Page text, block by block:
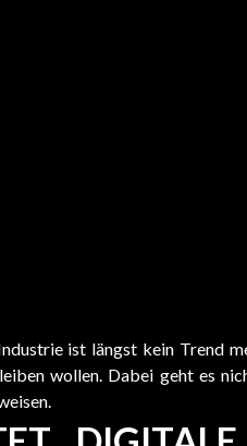
ist längst kein Trend
wollen. Dabei geht es